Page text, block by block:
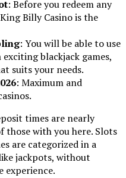
: Before you redeem any
Billy Casino is the
: You will be able to use
blackjack games,
suits your needs.
: Maximum and
times are nearly
those with you here. Slots
are categorized in a
jackpots, without
experience.